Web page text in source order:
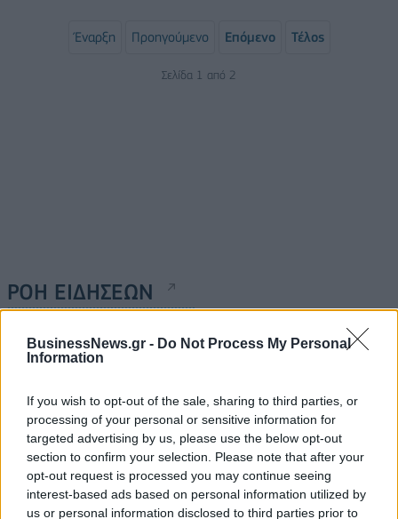
BusinessNews.gr - Do Not Process My Personal
Information
If you wish to opt-out of the sale, sharing to third parties, or
processing of your personal or sensitive information for
targeted advertising by us, please use the below opt-out
section to confirm your selection. Please note that after your
opt-out request is processed you may continue seeing
interest-based ads based on personal information utilized by
us or personal information disclosed to third parties prior to
Έναρξη Προηγούμενο Επόμενο Τέλος
Σελίδα 1 από 2
ΡΟΗ ΕΙΔΗΣΕΩΝ
Χρ. Δήμας: «Προχωρούν τα έργα σε όλο το μήκος
07/08/2026 - 09:50 ΠΟΛΙΤΙΚΗ
Τ. Θεοδωρικάκος: «Συμβάλλουμε στην εθνική
ασφάλεια της πατρίδας μας με νέο αναπτυξιακό
καθεστώς για την Άμυνα»
07/08/2026 - 09:39 ΠΟΛΙΤΙΚΗ